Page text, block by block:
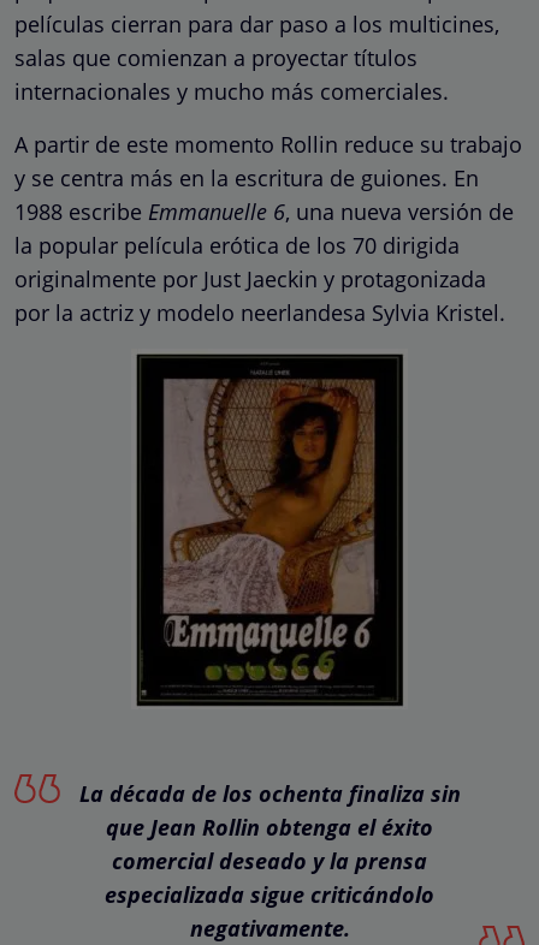
películas cierran para dar paso a los multicines,
salas que comienzan a proyectar títulos
internacionales y mucho más comerciales.
A partir de este momento Rollin reduce su trabajo
y se centra más en la escritura de guiones. En
1988 escribe Emmanuelle 6, una nueva versión de
la popular película erótica de los 70 dirigida
originalmente por Just Jaeckin y protagonizada
por la actriz y modelo neerlandesa Sylvia Kristel.
La década de los ochenta finaliza sin
que Jean Rollin obtenga el éxito
comercial deseado y la prensa
especializada sigue criticándolo
negativamente.